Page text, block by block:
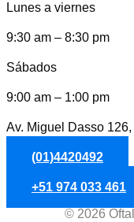
Lunes a viernes
9:30 am – 8:30 pm
Sábados
9:00 am – 1:00 pm
Av. Miguel Dasso
(01)4420492
+51 974 033 461
© 2026